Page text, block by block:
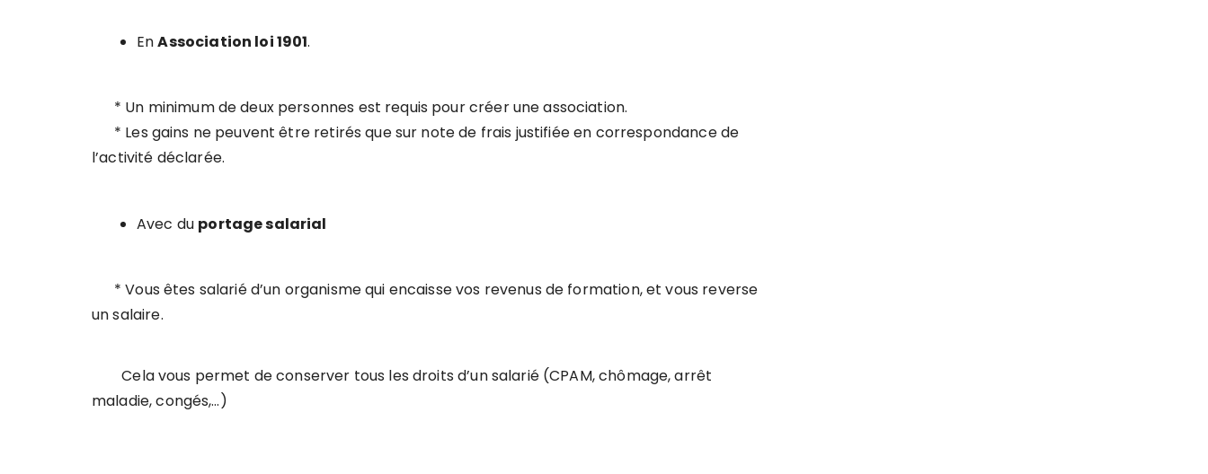
EnAssociation loi 1901.
* Un minimum de deux personnes est requis pour créer une association.
* Les gains ne peuvent être retirés que sur note de frais justifiée en correspondance de
l’activité déclarée.
Avec du portage salarial
* Vous êtes salarié d’un organisme qui encaisse vos revenus de formation, et vous reverse
un salaire.
Cela vous permet de conserver tous les droits d’un salarié (CPAM, chômage, arrêt
maladie, congés,…)